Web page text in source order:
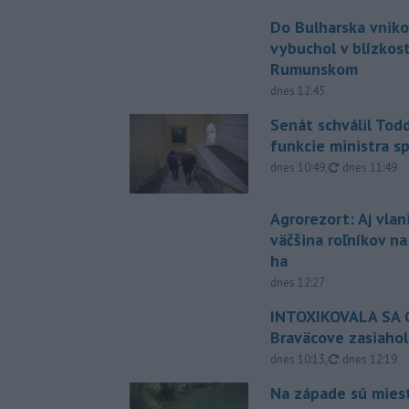
Do Bulharska
vybuchol v
Rumunskom
dnes 12:45
Senát schválil
funkcie ministra
dnes 10:49, aktualizované
dnes 11:49
Agrorezort: Aj
väčšina roľníkov
ha
dnes 12:27
INTOXIKOVALA SA
Braväcove
dnes 10:13, aktualizované
dnes 12:19
Na západe sú